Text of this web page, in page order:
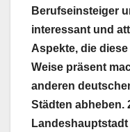
Berufseinsteiger
interessant und
Aspekte, die
Weise präsent
anderen
Städten abheben.